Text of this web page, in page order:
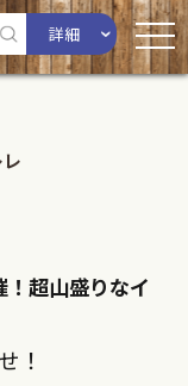
詳細
！超山盛りなイ
！